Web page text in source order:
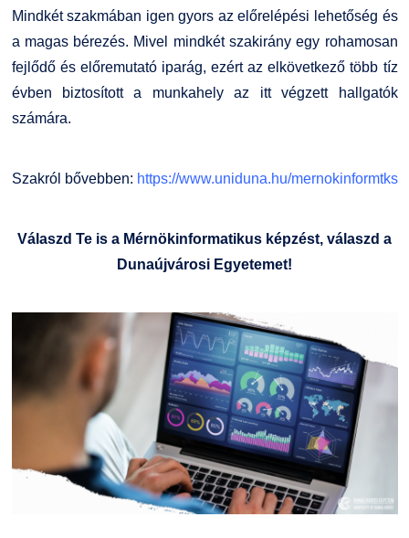
Mindkét szakmában igen gyors az előrelépési lehetőség és
a magas bérezés. Mivel mindkét szakirány egy rohamosan
fejlődő és előremutató iparág, ezért az elkövetkező több tíz
évben biztosított a munkahely az itt végzett hallgatók
számára.
Szakról bővebben: https://www.uniduna.hu/mernokinformtks
Válaszd Te is a Mérnökinformatikus képzést, válaszd a
Dunaújvárosi Egyetemet!